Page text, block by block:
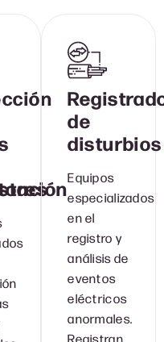
de
disturbios
Equipos
especializados
en el
registro y
análisis de
eventos
eléctricos
anormales.
Registran